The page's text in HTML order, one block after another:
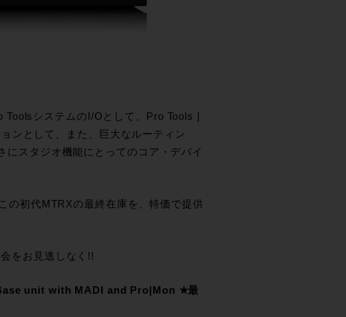
システムのI/Oとして、Pro Tools |
ンとして、また、巨大なルーティン
スタジオ機能にとってのコア・デバイ
の初代MTRXの最終在庫を、特価で提供
をお見逃しなく!!
unit with MADI and Pro|Mon ★最